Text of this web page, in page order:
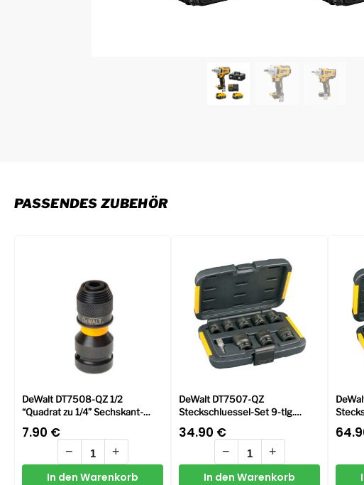
PASSENDES ZUBEHÖR
DeWalt DT7508-QZ 1/2
“Quadrat zu 1/4” Sechskant-
Konvertierungsadapter
7.90 €
−
+
In den Warenkorb
DeWalt DT7507-QZ
Steckschluessel-Set 9-tlg.
schlagf.
34.90 €
−
+
In den Warenkorb